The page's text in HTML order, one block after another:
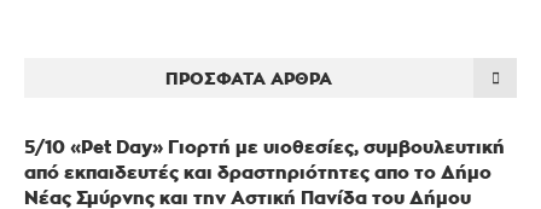
ΠΡΌΣΦΑΤΑ ΆΡΘΡΑ
5/10 «Pet Day» Γιορτή με υιοθεσίες, συμβουλευτική
από εκπαιδευτές και δραστηριότητες απο το Δήμο
Νέας Σμύρνης και την Αστική Πανίδα του Δήμου